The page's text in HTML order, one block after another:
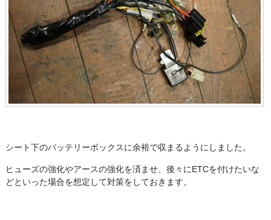
シート下のバッテリーボックスに余裕で収まるようにしました。
ヒューズの強化やアースの強化を済ませ、後々にETCを付けたいな
どといった場合を想定して対策をしておきます。